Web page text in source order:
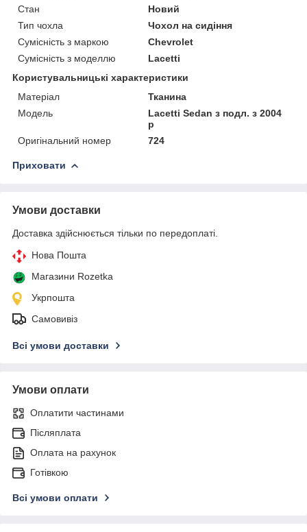
Стан
Новий
Тип чохла
Чохол на сидіння
Сумісність з маркою
Chevrolet
Сумісність з моделлю
Lacetti
Користувальницькі характеристики
Матеріал
Тканина
Модель
Lacetti Sedan з подл. з 2004
р
Оригінальний номер
724
Приховати
Умови доставки
Доставка здійснюється тільки по передоплаті.
Нова Пошта
Магазини Rozetka
Укрпошта
Самовивіз
Всі умови доставки
Умови оплати
Оплатити частинами
Післяплата
Оплата на рахунок
Готівкою
Всі умови оплати